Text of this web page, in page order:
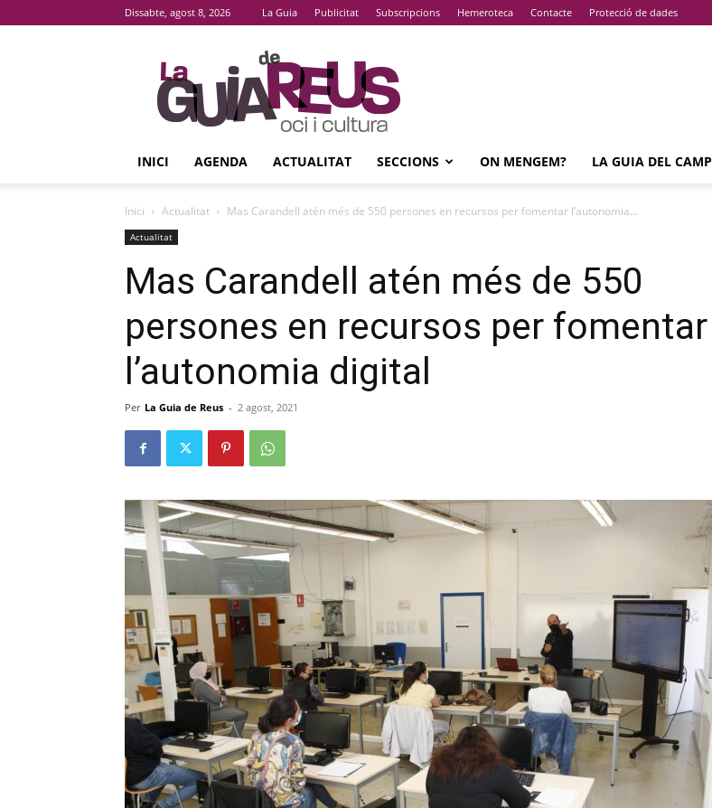
Dissabte, agost 8, 2026 La Guia Publicitat Subscripcions Hemeroteca Contacte Protecció de dades
La
Guia
De
Reus
INICI AGENDA ACTUALITAT SECCIONS ON MENGEM? LA GUIA DEL CAMP
Inici Actualitat Mas Carandell atén més de 550 persones en recursos per fomentar l’autonomia...
Actualitat
Mas Carandell atén més de 550
persones en recursos per fomentar
l’autonomia digital
Per La Guia de Reus - 2 agost, 2021